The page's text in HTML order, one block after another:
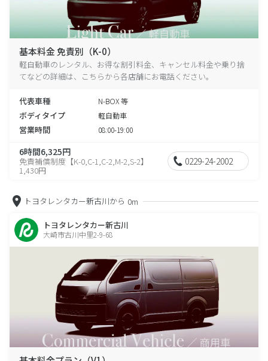
基本料金 免責別（K-0）
軽自動車のレンタル、お得な割引料金、キャンセル料金や乗り捨
てなどの詳細は、こちらから各店舗にお電話ください。
代表車種 N-BOX 等
ボディタイプ 軽自動車
営業時間 08:00-19:00
6時間6,325円
免責補償制度【K-0,C-1,C-2,M-2,S-2】
1,430円
0229-24-2002
トヨタレンタカー新古川から 0m
トヨタレンタカー新古川
大崎市古川中里2-9-68